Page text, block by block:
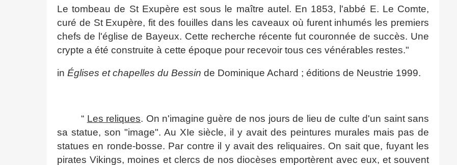
Le tombeau de St Exupère est sous le maître autel. En 1853, l'abbé E. Le Comte,
curé de St Exupère, fit des fouilles dans les caveaux où furent inhumés les premiers
chefs de l'église de Bayeux. Cette recherche récente fut couronnée de succès. Une
crypte a été construite à cette époque pour recevoir tous ces vénérables restes."
in Églises et chapelles du Bessin de Dominique Achard ; éditions de Neustrie 1999.
“ Les reliques. On n'imagine guère de nos jours de lieu de culte d'un saint sans
sa statue, son "image". Au XIe siècle, il y avait des peintures murales mais pas de
statues en ronde-bosse. Par contre il y avait des reliquaires. On sait que, fuyant les
pirates Vikings, moines et clercs de nos diocèses emportèrent avec eux, et souvent